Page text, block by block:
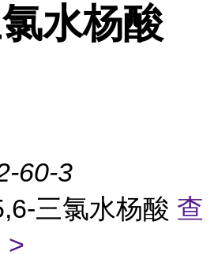
水杨酸
60-3
三氯水杨酸 查
>